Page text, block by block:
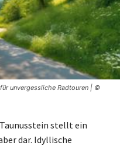
unvergessliche Radtouren | ©
stellt ein
dar. Idyllische